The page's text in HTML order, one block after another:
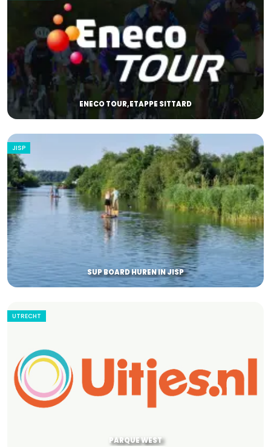
ENECO TOUR,ETAPPE SITTARD
JISP
SUP BOARD HUREN IN JISP
UTRECHT
PARQUE WEST